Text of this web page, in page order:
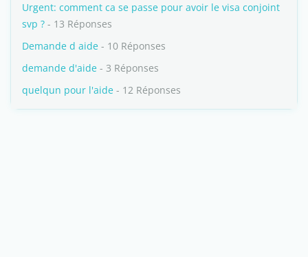
Urgent: comment ca se passe pour avoir le visa conjoint
svp ? - 13 Réponses
Demande d aide - 10 Réponses
demande d'aide - 3 Réponses
quelqun pour l'aide - 12 Réponses